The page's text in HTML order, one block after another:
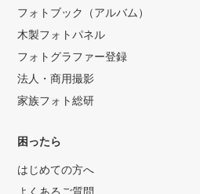
フォトブック（アルバム）
木製フォトパネル
フォトグラファー登録
法人・商用撮影
家族フォト総研
困ったら
はじめての方へ